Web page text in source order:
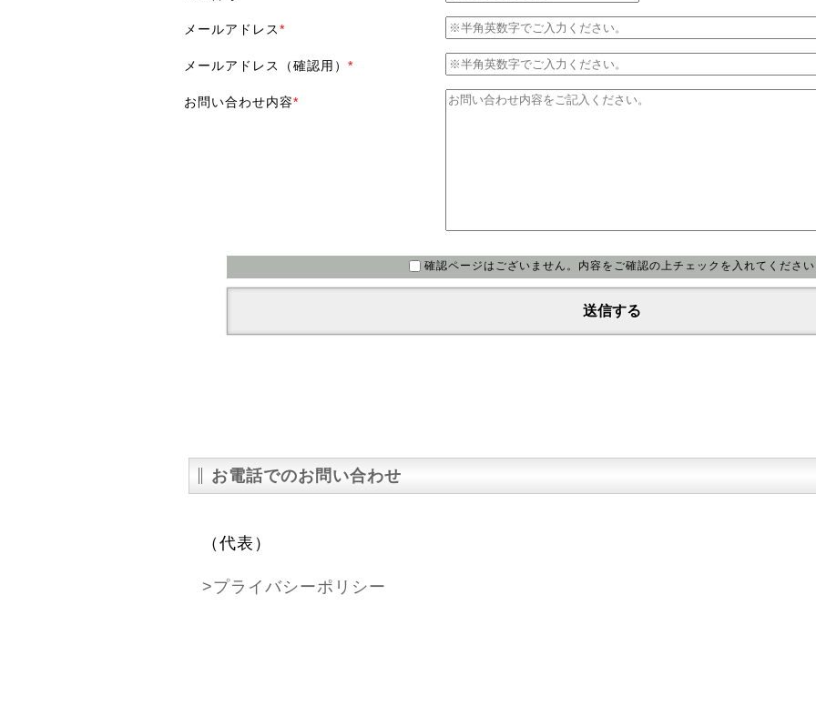
メールアドレス*
メールアドレス（確認用） *
お問い合わせ内容*
確認ページはございません。内容をご確認の上チェックを入れてくださ
お電話でのお問い合わせ
（代表）
>プライバシーポリシー